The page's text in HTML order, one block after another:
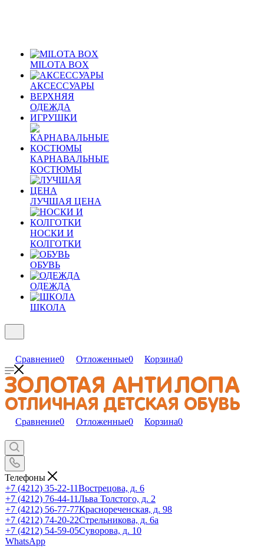
MILOTA BOX
АКСЕССУАРЫ
ВЕРХНЯЯ
ОДЕЖДА
ИГРУШКИ
КАРНАВАЛЬНЫЕ
КОСТЮМЫ
ЛУЧШАЯ ЦЕНА
НОСКИ И
КОЛГОТКИ
ОБУВЬ
ОДЕЖДА
ШКОЛА
Сравнение0 Отложенные0 Корзина0
Сравнение0 Отложенные0 Корзина0
Телефоны
+7 (4212) 35-22-11Вострецова, д. 6
+7 (4212) 76-44-11Льва Толстого, д. 2
+7 (4212) 56-77-77Краснореченская, д. 98
+7 (4212) 74-20-22Стрельникова, д. 6а
+7 (4212) 54-59-05Суворова, д. 10
WhatsApp